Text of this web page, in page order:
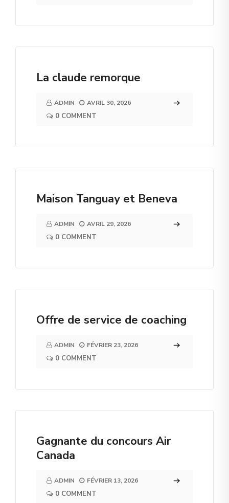
La claude remorque
ADMIN AVRIL 30, 2026
0 COMMENT
Maison Tanguay et Beneva
ADMIN AVRIL 29, 2026
0 COMMENT
Offre de service de coaching
ADMIN FÉVRIER 23, 2026
0 COMMENT
Gagnante du concours Air
Canada
ADMIN FÉVRIER 13, 2026
0 COMMENT